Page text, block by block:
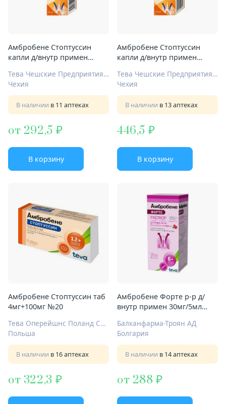
Амбробене Стоптуссин
капли д/внутр примен
Тева Чешские Предприятия С.р.О.
Чехия
В наличии в 11 аптеках
от 292,5
В корзину
Амбробене Стоптуссин
капли д/внутр примен
Тева Чешские Предприятия С.р.О.
Чехия
В наличии в 13 аптеках
446,5
В корзину
Амбробене Стоптуссин таб
4мг+100мг №20
Тева Оперейшнс Поланд Сп. з о.о.
Польша
В наличии в 16 аптеках
от 322,3
Амбробене Форте р-р д/
внутр примен 30мг/5мл
Балканфарма-Троян АД
Болгария
В наличии в 14 аптеках
от 288